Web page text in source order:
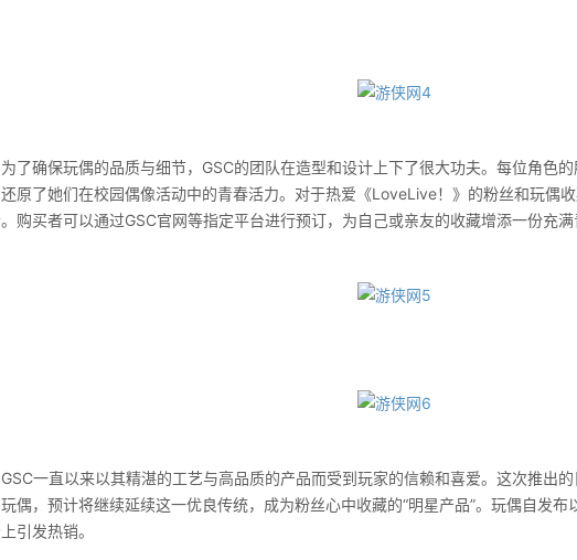
确保玩偶的品质与细节，GSC的团队在造型和设计上下了很大功夫。每位角色的
原了她们在校园偶像活动中的青春活力。对于热爱《LoveLive！》的粉丝和玩偶
购买者可以通过GSC官网等指定平台进行预订，为自己或亲友的收藏增添一份充满
一直以来以其精湛的工艺与高品质的产品而受到玩家的信赖和喜爱。这次推出的
偶，预计将继续延续这一优良传统，成为粉丝心中收藏的“明星产品”。玩偶自发
引发热销。